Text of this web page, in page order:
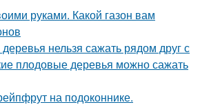
руками. Какой газон вам
нельзя сажать рядом друг с
плодовые деревья можно сажать
на подоконнике.